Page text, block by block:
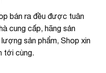
bán ra đều được tuân
cung cấp, hãng sản
sản phẩm, Shop xin
tới cùng.